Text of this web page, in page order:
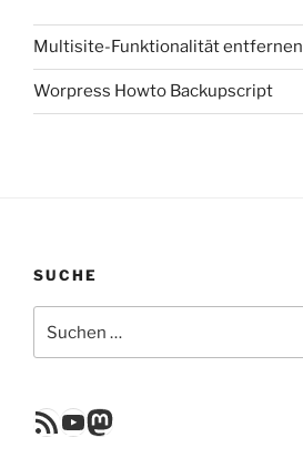
Multisite-Funktionalität entfernen
Worpress Howto Backupscript
SUCHE
nach:
RSS FeedYouTube
Mastodon